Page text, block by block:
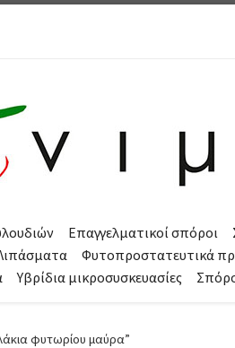
Επαγγελματικοί σπόροι
Φυτοπροστατευτικά
Υβρίδια μικροσυσκευασίες
φυτωρίου μαύρα”